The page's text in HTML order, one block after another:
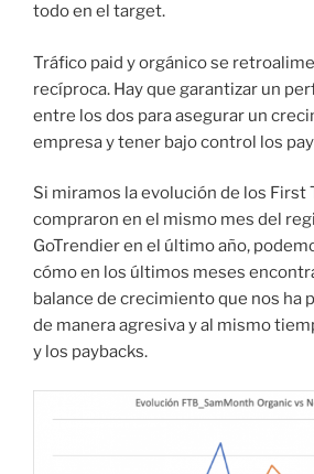
todo en el target.
Tráfico paid y orgánico se
recíproca. Hay que garantizar un
entre los dos para asegurar un
empresa y tener bajo control los
Si miramos la evolución de los First
compraron en el mismo mes del
GoTrendier en el último año,
cómo en los últimos meses
balance de crecimiento que nos ha
de manera agresiva y al mismo
y los paybacks.